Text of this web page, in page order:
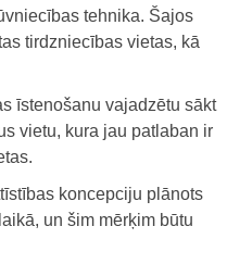
tehnika. Šajos
tirdzniecības vietas, kā
īstenošanu vajadzētu sākt
vietu, kura jau patlaban ir
koncepciju plānots
un šim mērķim būtu